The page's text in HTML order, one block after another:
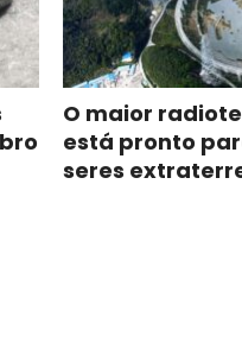
O maior
está pronto
seres